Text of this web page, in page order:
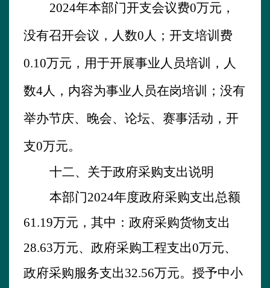
2024年本部门开支会议费0万元，
没有召开会议，人数0人；开支培训费
0.10万元，用于开展事业人员培训，人
数4人，内容为事业人员在岗培训 ； 没有
举办节庆、晚会、论坛、赛事活动，开
支0万元。
十二、关于政府采购支出说明
本部门2024年度政府采购支出总额
61.19万元，其中：政府采购货物支出
28.63万元、政府采购工程支出0万元、
政府采购服务支出32.56万元。授予中小